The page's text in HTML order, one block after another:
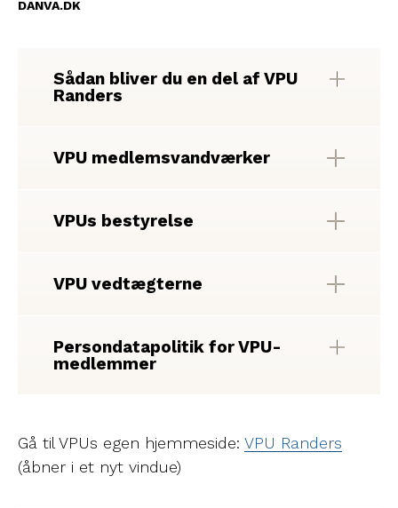
DANVA.DK
Sådan bliver du en del af VPU
Randers
VPU medlemsvandværker
VPUs bestyrelse
VPU vedtægterne
Persondatapolitik for VPU-
medlemmer
Gå til VPUs egen hjemmeside: VPU Randers
(åbner i et nyt vindue)